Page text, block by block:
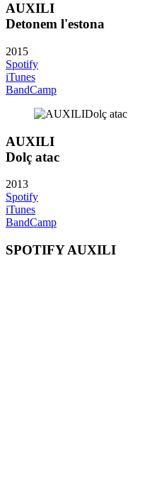
AUXILI
Detonem l'estona
2015
Spotify
iTunes
BandCamp
AUXILI
Dolç atac
2013
Spotify
iTunes
BandCamp
SPOTIFY AUXILI